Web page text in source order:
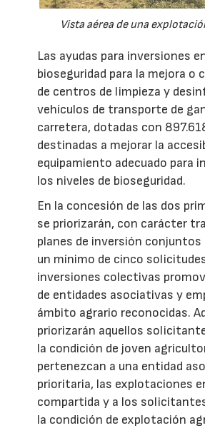
Vista aérea de una
Las ayudas para inversiones
bioseguridad para la mejora o
de centros de limpieza y
vehículos de transporte de
carretera, dotadas con
destinadas a mejorar la
equipamiento adecuado para
los niveles de bioseguridad.
En la concesión de las dos
se priorizarán, con carácter
planes de inversión conjuntos
un mínimo de cinco
inversiones colectivas
de entidades asociativas y
ámbito agrario reconocidas.
priorizarán aquellos
la condición de joven
pertenezcan a una entidad
prioritaria, las explotaciones
compartida y a los
la condición de explotación